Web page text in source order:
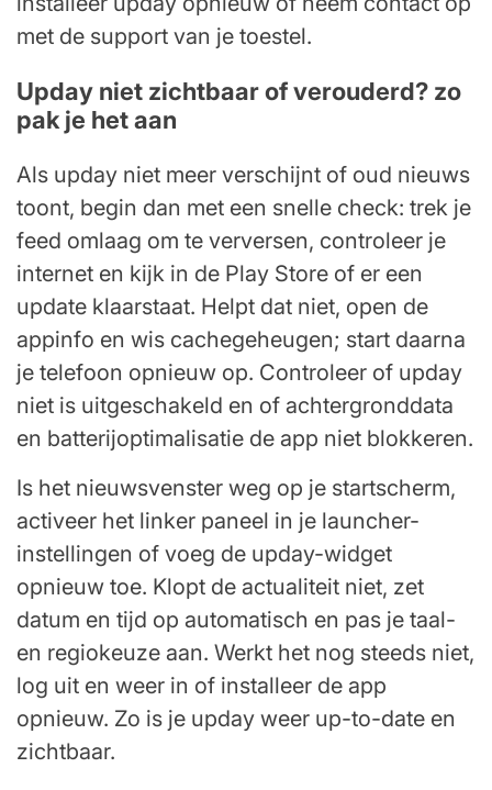
met de support van je toestel.
Upday niet zichtbaar of verouderd? zo
pak je het aan
Als upday niet meer verschijnt of oud nieuws
toont, begin dan met een snelle check: trek je
feed omlaag om te verversen, controleer je
internet en kijk in de Play Store of er een
update klaarstaat. Helpt dat niet, open de
appinfo en wis cachegeheugen; start daarna
je telefoon opnieuw op. Controleer of upday
niet is uitgeschakeld en of achtergronddata
en batterijoptimalisatie de app niet blokkeren.
Is het nieuwsvenster weg op je startscherm,
activeer het linker paneel in je launcher-
instellingen of voeg de upday-widget
opnieuw toe. Klopt de actualiteit niet, zet
datum en tijd op automatisch en pas je taal-
en regiokeuze aan. Werkt het nog steeds niet,
log uit en weer in of installeer de app
opnieuw. Zo is je upday weer up-to-date en
zichtbaar.